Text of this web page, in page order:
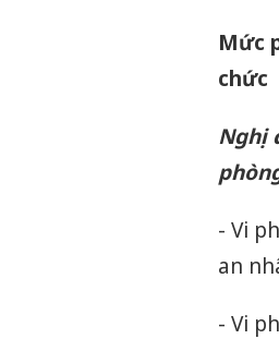
Mức
chức
Nghị
- Vi
an
- Vi